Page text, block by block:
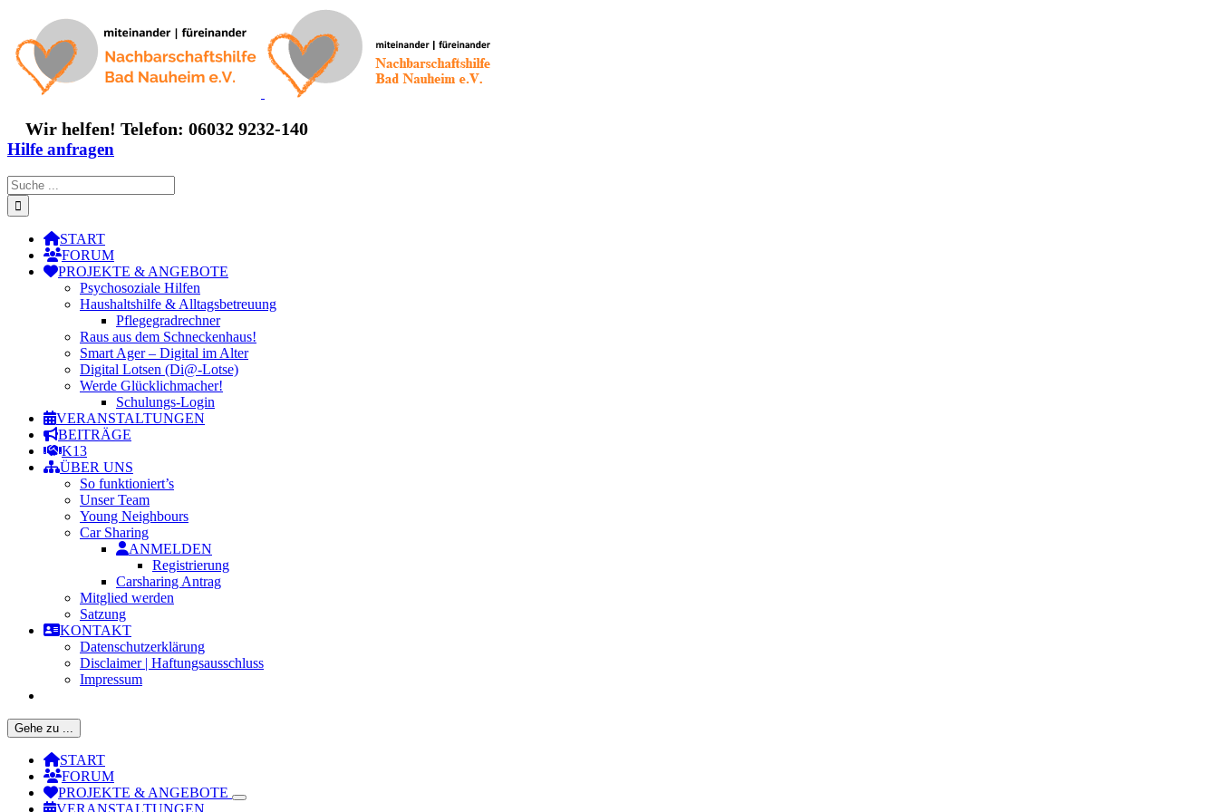
springen
Wir helfen! Telefon: 06032 9232-140
Hilfe anfragen
Suche
nach:
START
FORUM
PROJEKTE & ANGEBOTE
Psychosoziale Hilfen
Haushaltshilfe & Alltagsbetreuung
Pflegegradrechner
Raus aus dem Schneckenhaus!
Smart Ager – Digital im Alter
Digital Lotsen (Di@-Lotse)
Werde Glücklichmacher!
Schulungs-Login
VERANSTALTUNGEN
BEITRÄGE
K13
ÜBER UNS
So funktioniert’s
Unser Team
Young Neighbours
Car Sharing
ANMELDEN
Registrierung
Carsharing Antrag
Mitglied werden
Satzung
KONTAKT
Datenschutzerklärung
Disclaimer | Haftungsausschluss
Impressum
Gehe zu ...
START
FORUM
PROJEKTE & ANGEBOTE